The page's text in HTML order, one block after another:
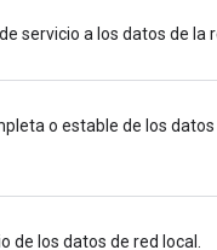
servicio a los datos de la
o estable de los datos
de los datos de red local.